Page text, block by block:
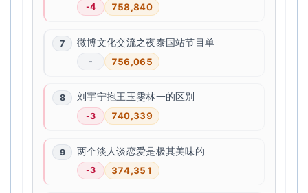
-4 758,840
微博文化交流之夜泰国站节目单
- 756,065
刘宇宁抱王玉雯林一的区别
-3 740,339
两个淡人谈恋爱是极其美味的
-3 374,351